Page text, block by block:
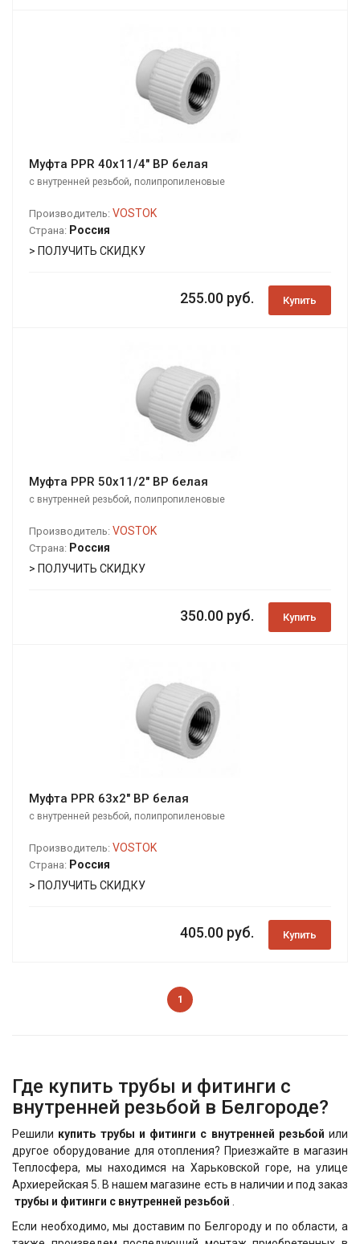
Муфта PPR 40х11/4" ВР белая
с внутренней резьбой, полипропиленовые
Производитель: VOSTOK
Страна: Россия
> ПОЛУЧИТЬ СКИДКУ
255.00 руб. Купить
Муфта PPR 50х11/2" ВР белая
с внутренней резьбой, полипропиленовые
Производитель: VOSTOK
Страна: Россия
> ПОЛУЧИТЬ СКИДКУ
350.00 руб. Купить
Муфта PPR 63х2" ВР белая
с внутренней резьбой, полипропиленовые
Производитель: VOSTOK
Страна: Россия
> ПОЛУЧИТЬ СКИДКУ
405.00 руб. Купить
1
Где купить трубы и фитинги с
внутренней резьбой в Белгороде?
Решили купить трубы и фитинги с внутренней резьбой или
другое оборудование для отопления? Приезжайте в магазин
Теплосфера, мы находимся на Харьковской горе, на улице
Архиерейская 5. В нашем магазине есть в наличии и под заказ
трубы и фитинги с внутренней резьбой .
Если необходимо, мы доставим по Белгороду и по области, а